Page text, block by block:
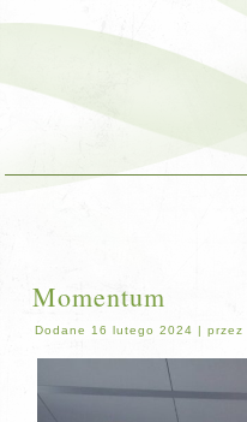
Momentum
Dodane 16 lutego 2024 |przez